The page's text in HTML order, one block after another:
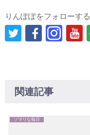
りんぽぽをフォローする
関連記事
ソマリな毎日